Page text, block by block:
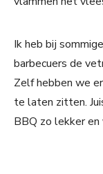
Ik heb bij
barbecuers de
Zelf hebben we
te laten zitten.
BBQ zo lekker